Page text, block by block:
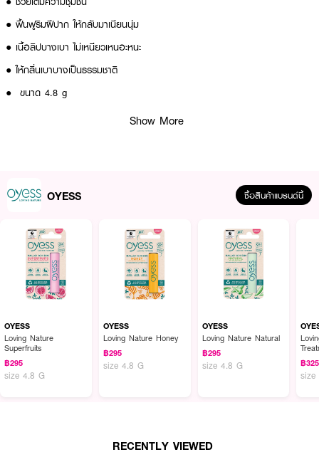
● ฟื้นฟูริมฝีปาก ให้กลับมาเนียนนุ่ม
● เนื้อลิปบางเบา ไม่เหนียวเหนอะหนะ
●ให้กลิ่นเบาบางเป็นธรรมชาติ
●
ขนาด 4.8 g
Show More
OYESS ซื้อสินค้าแบรนด์นี้
OYESS
Loving Nature
Superfruits
฿295
size 4.8 G
OYESS
Loving Nature Honey
฿295
size 4.8 G
OYESS
Loving Nature Natural
฿295
size 4.8 G ฿325
size
RECENTLY VIEWED